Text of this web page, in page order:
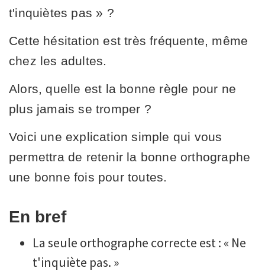
t'inquiètes pas » ?
Cette hésitation est très fréquente, même
chez les adultes.
Alors, quelle est la bonne règle pour ne
plus jamais se tromper ?
Voici une explication simple qui vous
permettra de retenir la bonne orthographe
une bonne fois pour toutes.
En bref
La seule orthographe correcte est : « Ne
t'inquiète pas. »